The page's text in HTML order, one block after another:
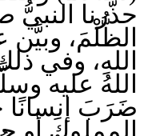
حذَّرنا النبيُّ
الظُّلْمَ، وبيَّن
اللهِ، وفي
اللهُ عليه
ضَرَبَ إنسانًا